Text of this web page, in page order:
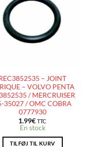
À LA
LISTE
D’ENVIES
– JOINT
– VOLVO PENTA
/ MERCRUISER
35027 / OMC COBRA
0777930
1.99€ TTC
En stock
TILFØJ TIL KURV